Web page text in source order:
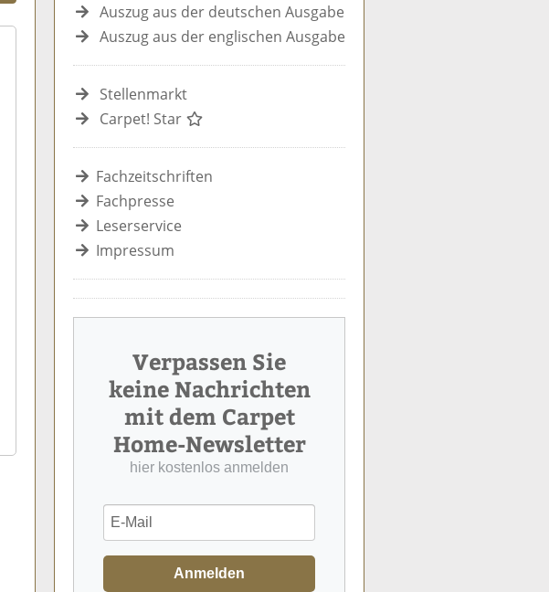
Auszug aus der deutschen Ausgabe
Auszug aus der englischen Ausgabe
Stellenmarkt
Carpet! Star
Fachzeitschriften
Fachpresse
Leserservice
Impressum
Verpassen Sie
keine Nachrichten
mit dem Carpet
Home-Newsletter
hier kostenlos anmelden
Anmelden